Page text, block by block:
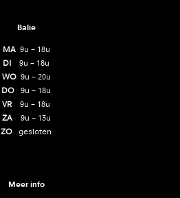
Balie
MA 9u – 18u
DI 9u – 18u
WO9u – 20u
DO 9u – 18u
VR 9u – 18u
ZA
9u – 13u
ZO gesloten
Meer info